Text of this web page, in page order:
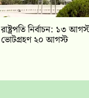
রাষ্ট্রপতি নির্বাচন: ১৩
ভোটগ্রহণ ২০ আগস্ট